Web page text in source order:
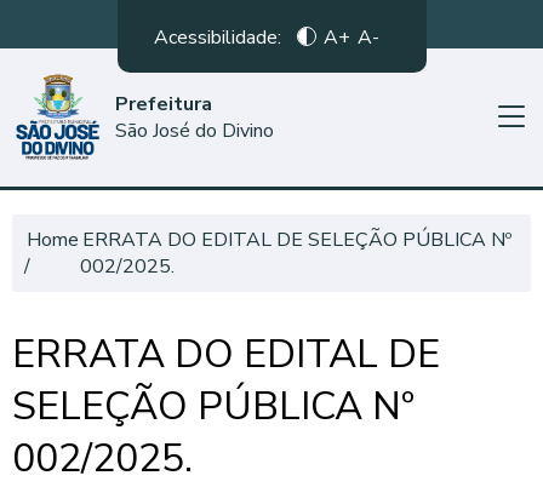
Acessibilidade: A+ A-
Prefeitura
São José do Divino
Home ERRATA DO EDITAL DE SELEÇÃO PÚBLICA Nº
002/2025.
ERRATA DO EDITAL DE
SELEÇÃO PÚBLICA Nº
002/2025.